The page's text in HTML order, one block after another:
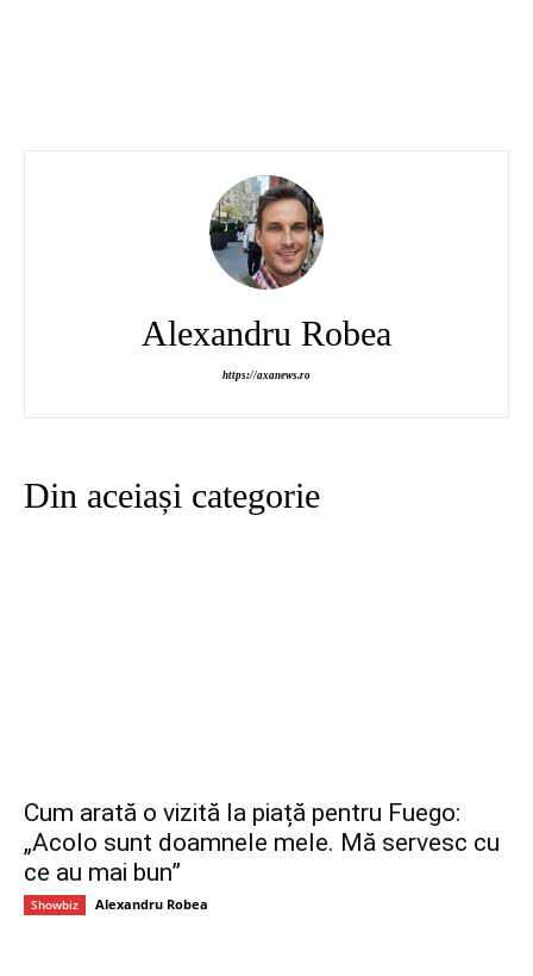
Alexandru Robea
https://axanews.ro
Din aceiași categorie
Cum arată o vizită la piață pentru Fuego:
„Acolo sunt doamnele mele. Mă servesc cu
ce au mai bun”
Showbiz Alexandru Robea